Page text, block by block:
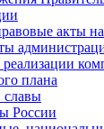
акты
реализации
плана
славы
России